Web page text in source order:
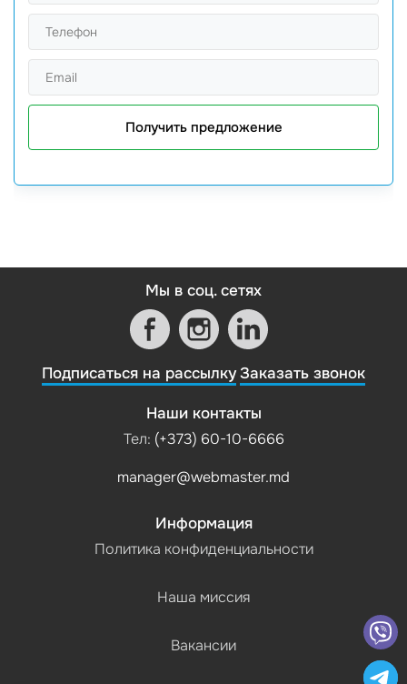
Получить предложение
Мы в соц. сетях
Подписаться на рассылкуЗаказать звонок
Наши контакты
Тел: (+373) 60-10-6666
manager@webmaster.md
Информация
Политика конфиденциальности
Наша миссия
Вакансии